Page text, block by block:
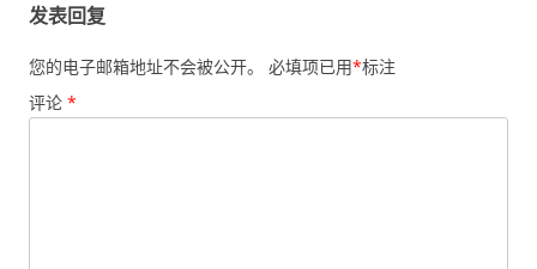
发表回复
您的电子邮箱地址不会被公开。 必填项已用*标注
评论 *